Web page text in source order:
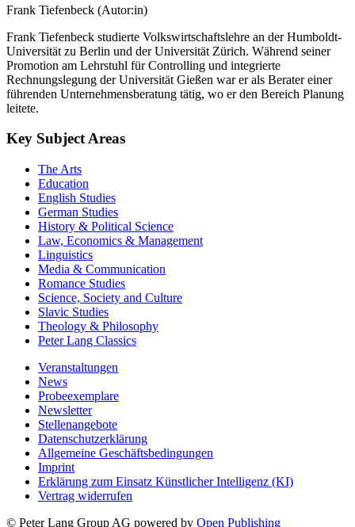
Frank Tiefenbeck (Autor:in)
Frank Tiefenbeck studierte Volkswirtschaftslehre an der Humboldt-
Universität zu Berlin und der Universität Zürich. Während seiner
Promotion am Lehrstuhl für Controlling und integrierte
Rechnungslegung der Universität Gießen war er als Berater einer
führenden Unternehmensberatung tätig, wo er den Bereich Planung
leitete.
Key Subject Areas
The Arts
Education
English Studies
German Studies
History & Political Science
Law, Economics & Management
Linguistics
Media & Communication
Romance Studies
Science, Society and Culture
Slavic Studies
Theology & Philosophy
Peter Lang Classics
Veranstaltungen
News
Probeexemplare
Newsletter
Stellenangebote
Datenschutzerklärung
Allgemeine Geschäftsbedingungen
Imprint
Erklärung zum Einsatz Künstlicher Intelligenz (KI)
Vertrag widerrufen
© Peter Lang Group AG powered by Open Publishing